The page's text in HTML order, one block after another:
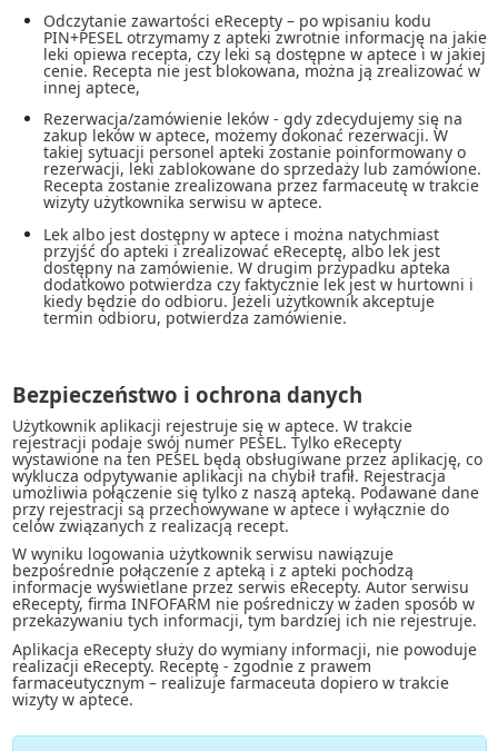
Odczytanie zawartości eRecepty – po wpisaniu kodu
PIN+PESEL otrzymamy z apteki zwrotnie informację na jakie
leki opiewa recepta, czy leki są dostępne w aptece i w jakiej
cenie. Recepta nie jest blokowana, można ją zrealizować w
innej aptece,
Rezerwacja/zamówienie leków - gdy zdecydujemy się na
zakup leków w aptece, możemy dokonać rezerwacji. W
takiej sytuacji personel apteki zostanie poinformowany o
rezerwacji, leki zablokowane do sprzedaży lub zamówione.
Recepta zostanie zrealizowana przez farmaceutę w trakcie
wizyty użytkownika serwisu w aptece.
Lek albo jest dostępny w aptece i można natychmiast
przyjść do apteki i zrealizować eReceptę, albo lek jest
dostępny na zamówienie. W drugim przypadku apteka
dodatkowo potwierdza czy faktycznie lek jest w hurtowni i
kiedy będzie do odbioru. Jeżeli użytkownik akceptuje
termin odbioru, potwierdza zamówienie.
Bezpieczeństwo i ochrona danych
Użytkownik aplikacji rejestruje się w aptece. W trakcie
rejestracji podaje swój numer PESEL. Tylko eRecepty
wystawione na ten PESEL będą obsługiwane przez aplikację, co
wyklucza odpytywanie aplikacji na chybił trafił. Rejestracja
umożliwia połączenie się tylko z naszą apteką. Podawane dane
przy rejestracji są przechowywane w aptece i wyłącznie do
celów związanych z realizacją recept.
W wyniku logowania użytkownik serwisu nawiązuje
bezpośrednie połączenie z apteką i z apteki pochodzą
informacje wyświetlane przez serwis eRecepty. Autor serwisu
eRecepty, firma INFOFARM nie pośredniczy w żaden sposób w
przekazywaniu tych informacji, tym bardziej ich nie rejestruje.
Aplikacja eRecepty służy do wymiany informacji, nie powoduje
realizacji eRecepty. Receptę - zgodnie z prawem
farmaceutycznym – realizuje farmaceuta dopiero w trakcie
wizyty w aptece.